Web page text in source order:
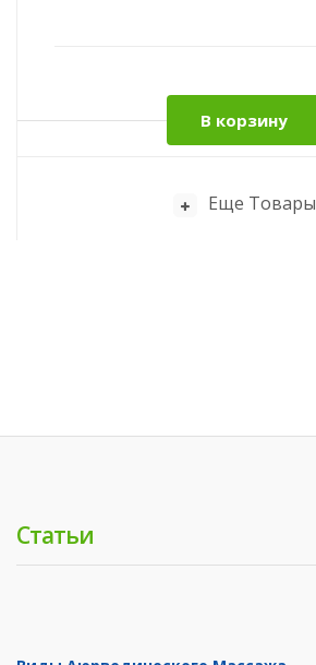
В корзину
Еще Товары
Статьи